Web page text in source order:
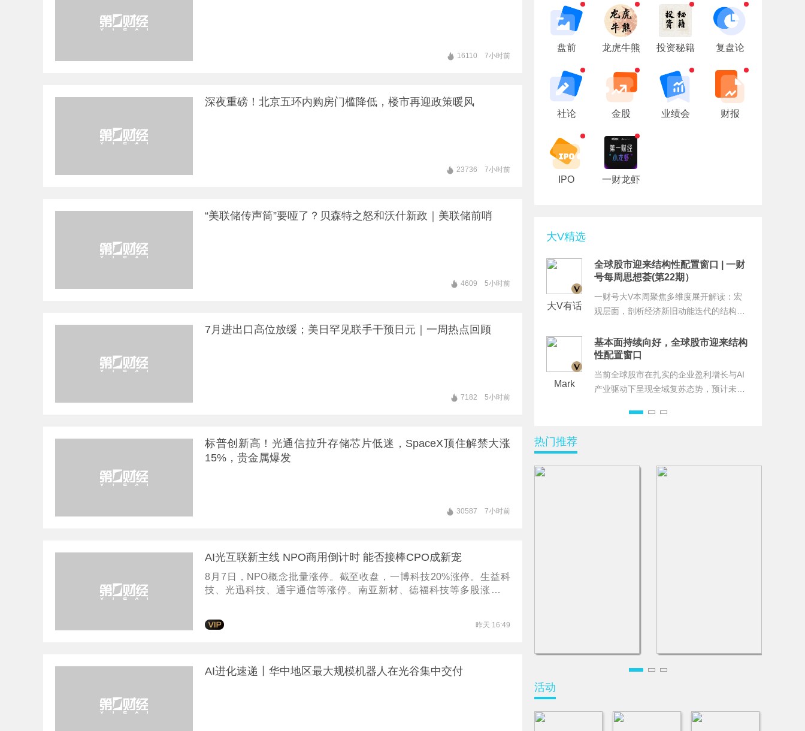
16110 7小时前
深夜重磅！北京五环内购房门槛降低，楼市再迎政策暖风
23736 7小时前
“美联储传声筒”要哑了？贝森特之怒和沃什新政｜美联储前哨
4609 5小时前
7月进出口高位放缓；美日罕见联手干预日元｜一周热点回顾
7182 5小时前
标普创新高！光通信拉升存储芯片低迷，SpaceX顶住解禁大涨
15%，贵金属爆发
30587 7小时前
AI光互联新主线 NPO商用倒计时 能否接棒CPO成新宠
8月7日，NPO概念批量涨停。截至收盘，一博科技20%涨停。生益科
技、光迅科技、通宇通信等涨停。南亚新材、德福科技等多股涨幅超
展试点落地。机构认为，NPO是光互联领域的“韬”，海内外云厂商同步拥
昨天 16:49
AI进化速递丨华中地区最大规模机器人在光谷集中交付
盘前 龙虎牛熊 投资秘籍 复盘论
社论 金股 业绩会 财报
IPO 一财龙虾
大V精选
提供者，原配虽无权直接要求医院销毁胚
大V有话
全球股市迎来结构性配置窗口 | 一财
号每周思想荟(第22期）
一财号大V本周聚焦多维度展开解读：宏
观层面，剖析经济新旧动能迭代的结构性
年经济工作主线；资本层面，研判全球股
市走势，提出多元资产配置策略；产业层
面，解读新兴产业崛起态势；法律层面，
解析婚外胚胎处置相关法律伦理问题。
Mark
基本面持续向好，全球股市迎来结构
性配置窗口
当前全球股市在扎实的企业盈利增长与AI
产业驱动下呈现全域复苏态势，预计未来
热门推荐
活动